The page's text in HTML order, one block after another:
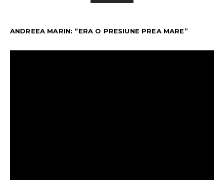
ANDREEA MARIN: “ERA O PRESIUNE PREA MARE”